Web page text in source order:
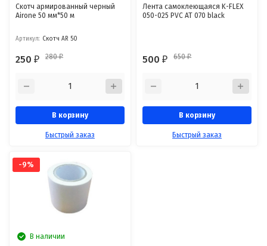
Скотч армированный черный
Airone 50 мм*50 м
Артикул: Скотч AR 50
250₽ 280₽
В корзину
Быстрый заказ
Лента самоклеющаяся K-FLEX
050-025 PVC AT 070 black
500₽ 650₽
В корзину
Быстрый заказ
-9%
В наличии